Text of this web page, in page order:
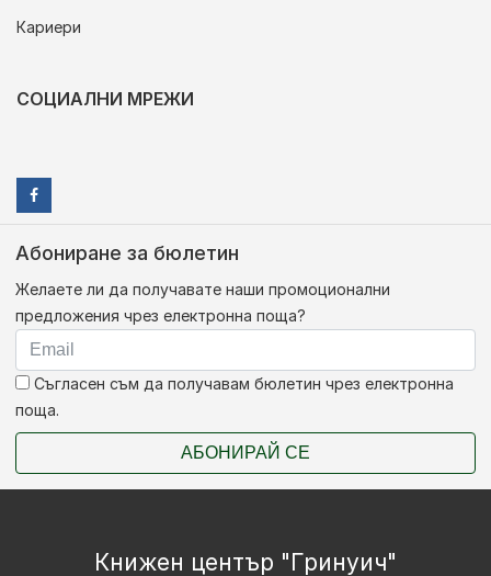
Кариери
СОЦИАЛНИ МРЕЖИ
Абониране за бюлетин
Желаете ли да получавате наши промоционални
предложения чрез електронна поща?
Съгласен съм да получавам бюлетин чрез електронна
поща.
АБОНИРАЙ СЕ
Книжен център "Гринуич"